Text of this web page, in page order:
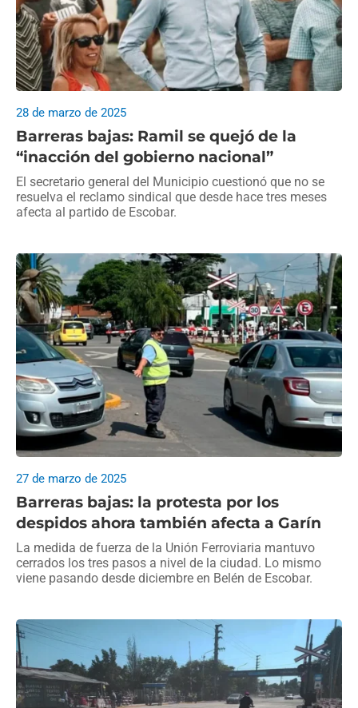
Barreras bajas: Ramil se quejó de la
“inacción del gobierno nacional”
28 de marzo de 2025
El secretario general del Municipio cuestionó que no se
resuelva el reclamo sindical que desde hace tres meses
afecta al partido de Escobar.
Barreras bajas: la protesta por los
despidos ahora también afecta a Garín
27 de marzo de 2025
La medida de fuerza de la Unión Ferroviaria mantuvo
cerrados los tres pasos a nivel de la ciudad. Lo mismo
viene pasando desde diciembre en Belén de Escobar.